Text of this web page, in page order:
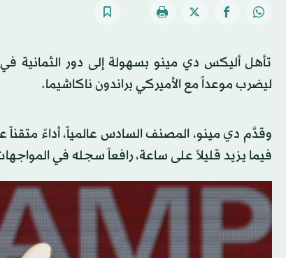
تأهل أليكس دي مينو بسهولة إلى دور الثمانية
ليضرب موعداً مع الأميركي براندون ناكاشيما.
فيما يزيد قليلاً على ساعة، رافعاً سجله في